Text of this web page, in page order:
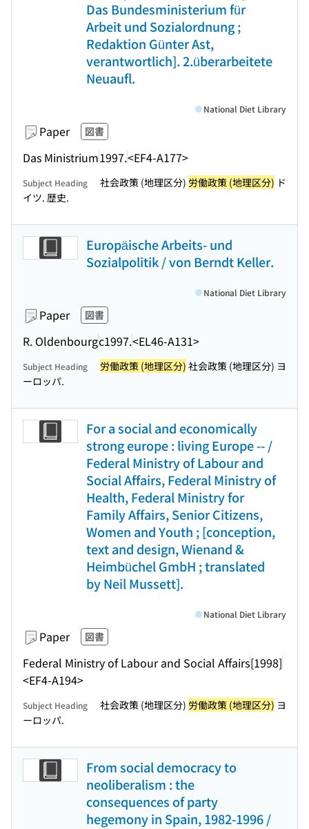
Das Bundesministerium für
Arbeit und Sozialordnung ;
Redaktion Günter Ast,
verantwortlich]. 2.überarbeitete
Neuaufl.
Paper 図書
Das Ministrium1997.<EF4-A177>
National Diet Library
Subject Heading 社会政策 (地理区分) 労働政策 (地理区分) ド
イツ. 歴史.
Europäische Arbeits- und
Sozialpolitik / von Berndt Keller.
Paper 図書
R. Oldenbourgc1997.<EL46-A131>
National Diet Library
Subject Heading 労働政策 (地理区分) 社会政策 (地理区分) ヨ
ーロッパ.
For a social and economically
strong europe : living Europe -- /
Federal Ministry of Labour and
Social Affairs, Federal Ministry of
Health, Federal Ministry for
Family Affairs, Senior Citizens,
Women and Youth ; [conception,
text and design, Wienand &
Heimbüchel GmbH ; translated
by Neil Mussett].
Paper 図書
Federal Ministry of Labour and Social Affairs[1998]
<EF4-A194>
National Diet Library
Subject Heading 社会政策 (地理区分) 労働政策 (地理区分) ヨ
ーロッパ.
From social democracy to
neoliberalism : the
consequences of party
hegemony in Spain, 1982-1996 /